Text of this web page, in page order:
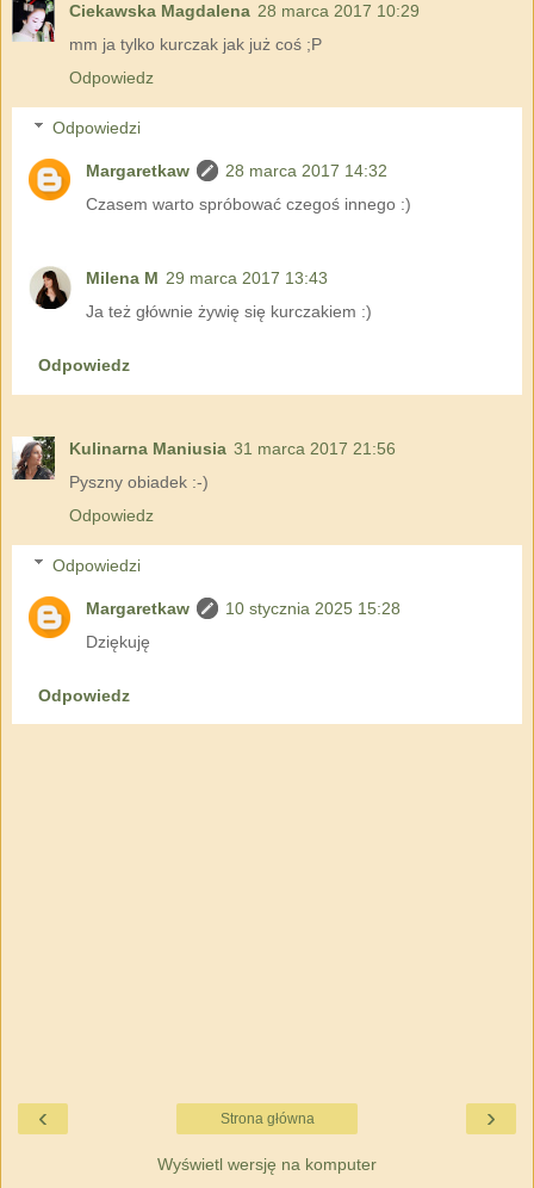
Ciekawska Magdalena 28 marca 2017 10:29
mm ja tylko kurczak jak już coś ;P
Odpowiedz
Odpowiedzi
Margaretkaw
28 marca 2017 14:32
Czasem warto spróbować czegoś innego :)
Milena M 29 marca 2017 13:43
Ja też głównie żywię się kurczakiem :)
Odpowiedz
Kulinarna Maniusia 31 marca 2017 21:56
Pyszny obiadek :-)
Odpowiedz
Odpowiedzi
Margaretkaw
10 stycznia 2025 15:28
Dziękuję
Odpowiedz
‹ ›
Strona główna
Wyświetl wersję na komputer